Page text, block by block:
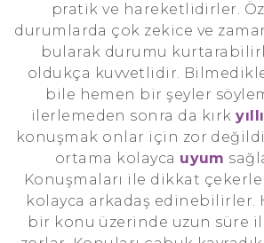
pratik ve hareketlidirler.
durumlarda çok zekice ve
bularak durumu
oldukça kuvvetlidir.
bile hemen bir şeyler
ilerlemeden sonra da kırk
konuşmak onlar için zor
ortama kolayca uyum
Konuşmaları ile dikkat
kolayca arkadaş edinebilirler.
bir konu üzerinde uzun süre